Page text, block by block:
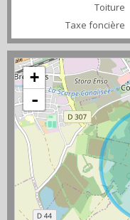
Toiture
Taxe foncière
+
-